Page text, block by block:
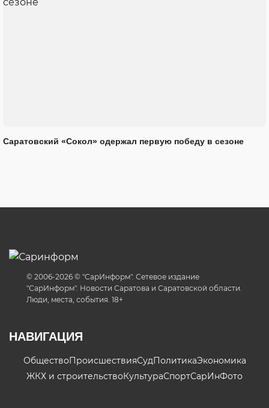
Саратовский «Сокол» одержал первую победу в сезоне
© 2006-2026 © "СарИнформ". Сетевое издание
"СарИнформ". Новости Саратова и Саратовской области.
Люди, места, события. 18+
НАВИГАЦИЯ
ОбществоПроисшествияСудПолитикаЭкономика
ЖКХ и строительствоКультураСпортСарИнФото